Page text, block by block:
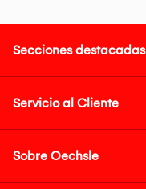
Secciones destacadas
Servicio al Cliente
Sobre Oechsle